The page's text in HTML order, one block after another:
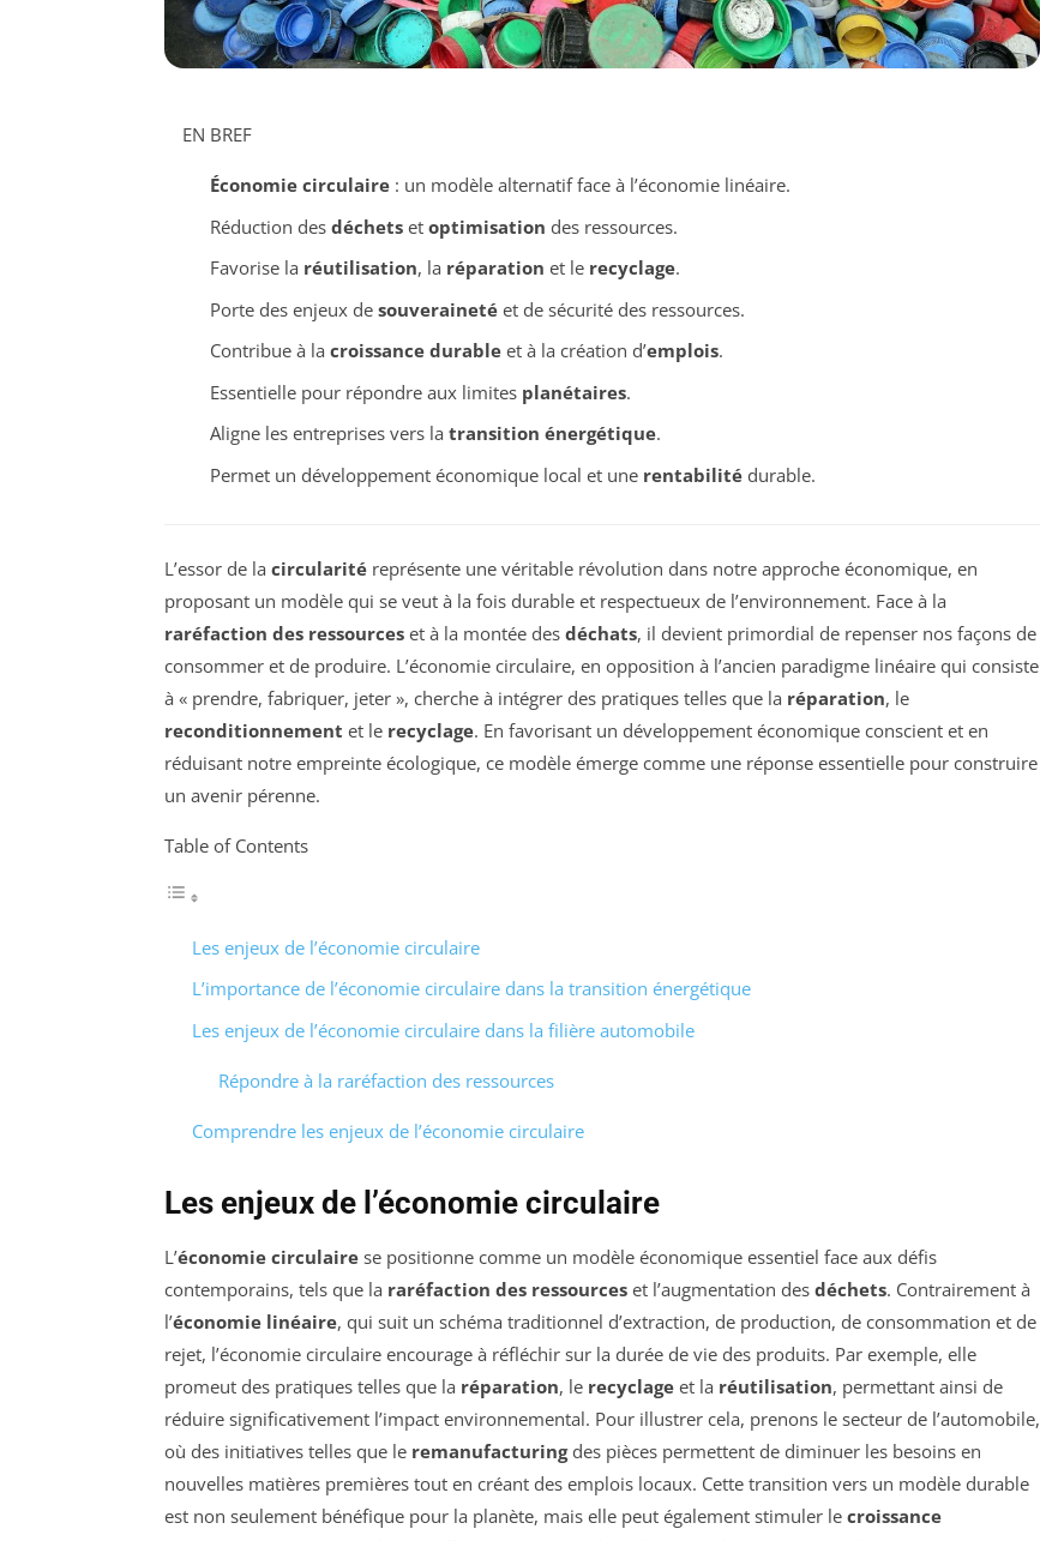
EN BREF
Économie circulaire: un modèle alternatif face à l’économie linéaire.
Réduction des déchetset optimisation des ressources.
Favorise la réutilisation, la réparation et le recyclage.
Porte des enjeux de souverainetéet de sécurité des ressources.
Contribue à la croissance durableet à la création d’emplois.
Essentielle pour répondre aux limites planétaires.
Aligne les entreprises vers la transition énergétique.
Permet un développement économique local et une rentabilitédurable.
L’essor de la circularité représente une véritable révolution dans notre approche économique, en
proposant un modèle qui se veut à la fois durable et respectueux de l’environnement. Face à la
raréfaction des ressources et à la montée des déchats, il devient primordial de repenser nos façons de
consommer et de produire. L’économie circulaire, en opposition à l’ancien paradigme linéaire qui consiste
à « prendre, fabriquer, jeter », cherche à intégrer des pratiques telles que la réparation, le
reconditionnement et le recyclage. En favorisant un développement économique conscient et en
réduisant notre empreinte écologique, ce modèle émerge comme une réponse essentielle pour construire
un avenir pérenne.
Table of Contents
Les enjeux de l’économie circulaire
L’importance de l’économie circulaire dans la transition énergétique
Les enjeux de l’économie circulaire dans la filière automobile
Répondre à la raréfaction des ressources
Comprendre les enjeux de l’économie circulaire
Les enjeux de l’économie circulaire
L’économie circulaire se positionne comme un modèle économique essentiel face aux défis
contemporains, tels que la raréfaction des ressources et l’augmentation des déchets. Contrairement à
l’économie linéaire, qui suit un schéma traditionnel d’extraction, de production, de consommation et de
rejet, l’économie circulaire encourage à réfléchir sur la durée de vie des produits. Par exemple, elle
promeut des pratiques telles que la réparation, le recyclage et la réutilisation, permettant ainsi de
réduire significativement l’impact environnemental. Pour illustrer cela, prenons le secteur de l’automobile,
où des initiatives telles que le remanufacturingdes pièces permettent de diminuer les besoins en
nouvelles matières premières tout en créant des emplois locaux. Cette transition vers un modèle durable
est non seulement bénéfique pour la planète, mais elle peut également stimuler le croissance